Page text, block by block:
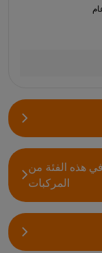
في هذه الفئة من
المركبات